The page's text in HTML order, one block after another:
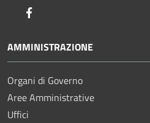
AMMINISTRAZIONE
Organi di Governo
Aree Amministrative
Uffici